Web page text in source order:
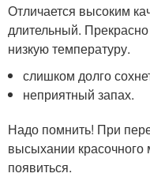
Отличается высоким
длительный.
низкую температуру.
слишком долго
неприятный запах.
Надо помнить! При
высыхании
появиться.